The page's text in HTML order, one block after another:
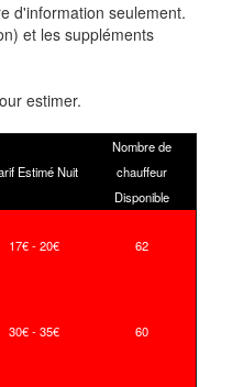
d'information seulement.
et les suppléments
estimer.
Estimé Nuit
Nombre de
chauffeur
Disponible
17€ - 20€ 62
30€ - 35€ 60